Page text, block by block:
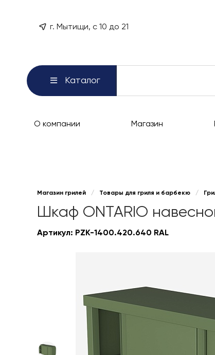
г. Мытищи, с 10 до 21
Каталог
О компании Магазин
Магазин грилей / Товары для гриля и барбекю /
Шкаф ONTARIO
Артикул: PZK-1400.420.640 RAL